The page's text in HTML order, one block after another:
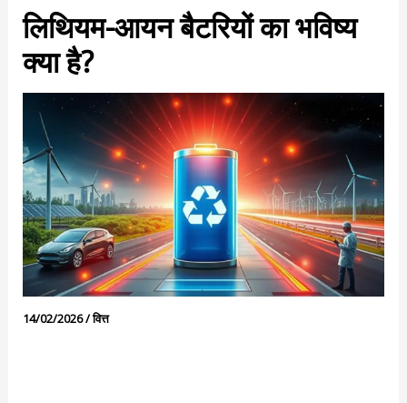
लिथियम-आयन बैटरियों का भविष्य
क्या है?
14/02/2026/वित्त